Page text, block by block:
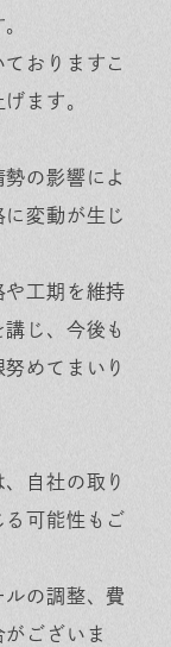
おりますこ
ます。
の影響によ
変動が生じ
や工期を維持
じ、今後も
めてまいり
自社の取り
可能性もご
の調整、費
ございま
Contact